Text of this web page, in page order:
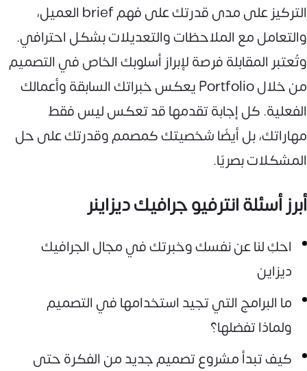
التركيز على مدى قدرتك على فهم brief العميل،
والتعامل مع الملاحظات والتعديلات بشكل احترافي.
وتُعتبر المقابلة فرصة لإبراز أسلوبك الخاص في التصميم
من خلال Portfolio يعكس خبراتك السابقة وأعمالك
الفعلية. كل إجابة تقدمها قد تعكس ليس فقط
مهاراتك، بل أيضًا شخصيتك كمصمم وقدرتك على حل
المشكلات بصريًا.
أبرز أسئلة انترفيو جرافيك ديزاينر
احكِ لنا عن نفسك وخبرتك في مجال الجرافيك
ديزاين
ما البرامج التي تجيد استخدامها في التصميم
ولماذا تفضلها؟
كيف تبدأ مشروع تصميم جديد من الفكرة حتى